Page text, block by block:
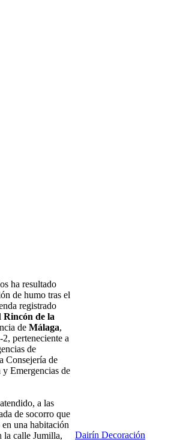
Dairín Decoración
ha resultado
de humo tras el
registrado
Rincón de la
de Málaga,
perteneciente a
de
Consejería de
y Emergencias de
a las
de socorro que
una habitación
la calle Jumilla,